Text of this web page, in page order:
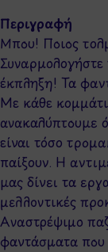
Περιγραφή
Μπου! Ποιος
έκπληξη! Τα
Με κάθε
ανακαλύπτουμε
είναι τόσο
παίξουν. Η
μας δίνει τα
μελλοντικές
Αναστρέψιμο
φαντάσματα που